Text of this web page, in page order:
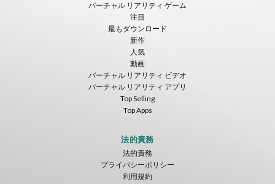
無料
ToroGames
無料
バーチャル リアリティ ゲーム
注目
最もダウンロード
新作
人気
動画
バーチャル リアリティ ビデオ
バーチャル リアリティ アプリ
Top Selling
Top Apps
法的責務
法的責務
プライバシーポリシー
利用規約